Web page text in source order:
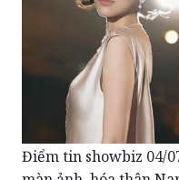
Điểm tin showbiz 04/
màn ảnh, hóa thân
Nghe